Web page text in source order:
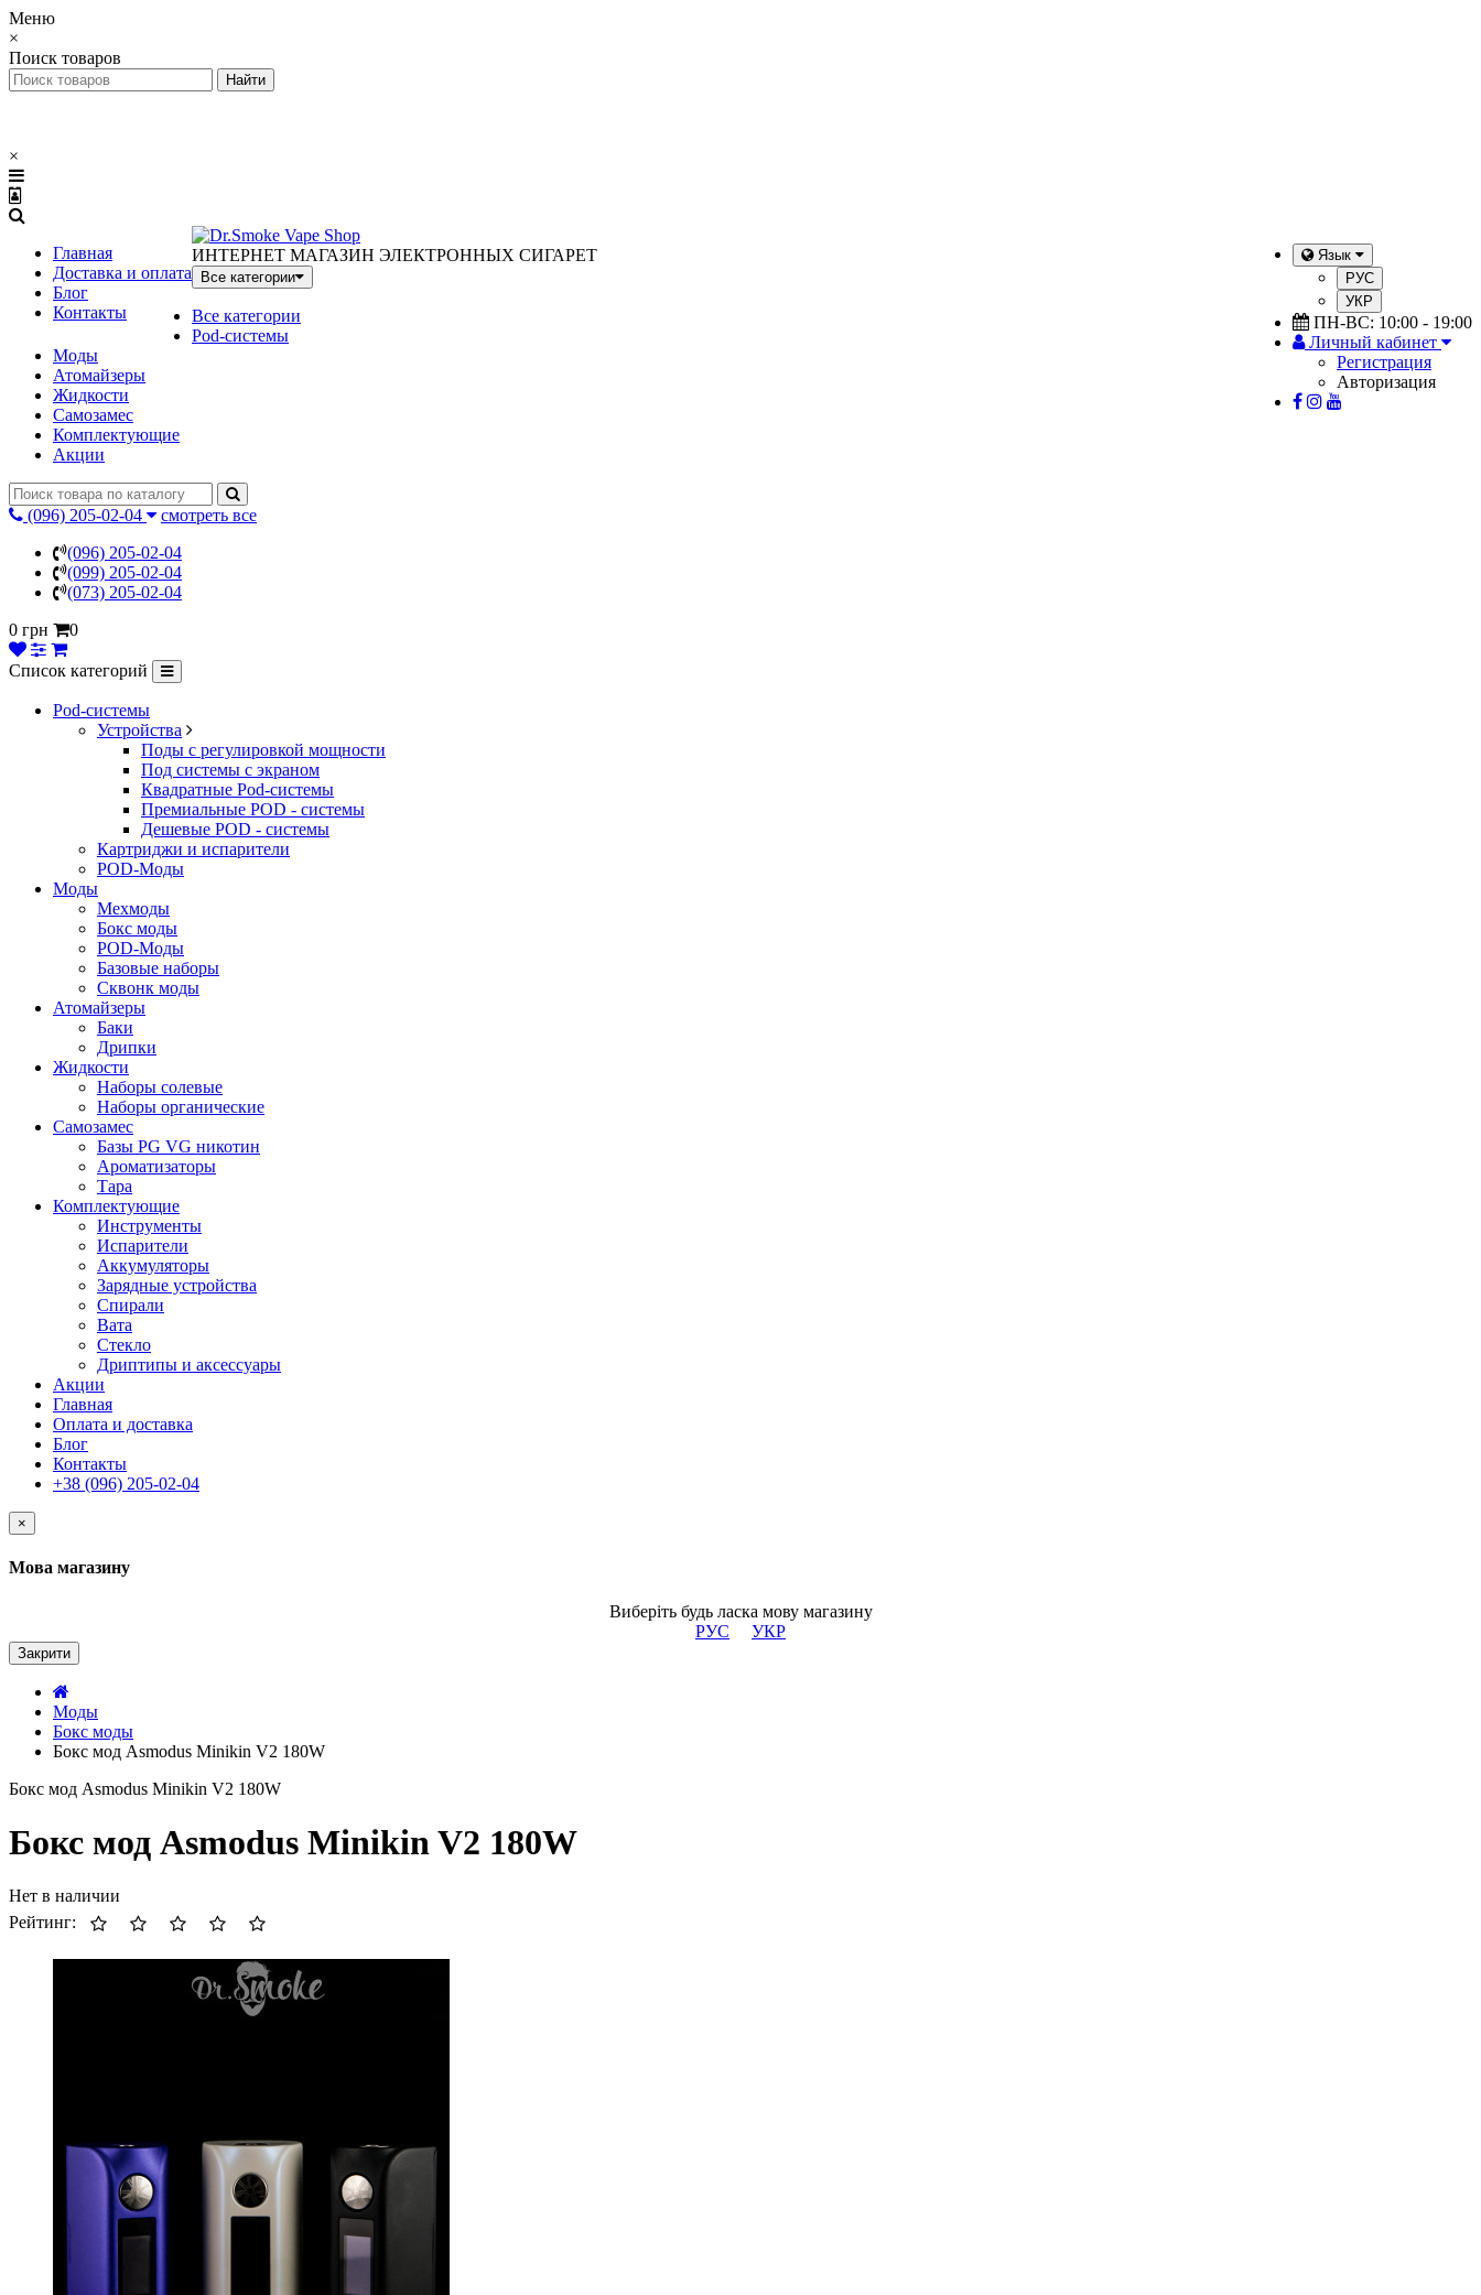
Меню
×
Поиск товаров
×
Главная
Доставка и оплата
Блог
Контакты
Язык
РУС
УКР
ПН-ВС: 10:00 - 19:00
Личный кабинет
Регистрация
Авторизация
ИНТЕРНЕТ МАГАЗИН ЭЛЕКТРОННЫХ СИГАРЕТ
Все категории
Все категории
Pod-системы
Моды
Атомайзеры
Жидкости
Самозамес
Комплектующие
Акции
(096) 205-02-04
смотреть все
(096) 205-02-04
(099) 205-02-04
(073) 205-02-04
0 грн
0
Список категорий
Pod-системы
Устройства
Поды с регулировкой мощности
Под системы с экраном
Квадратные Pod-системы
Премиальные POD - системы
Дешевые POD - системы
Картриджи и испарители
POD-Моды
Моды
Мехмоды
Бокс моды
POD-Моды
Базовые наборы
Сквонк моды
Атомайзеры
Баки
Дрипки
Жидкости
Наборы солевые
Наборы органические
Самозамес
Базы PG VG никотин
Ароматизаторы
Тара
Комплектующие
Инструменты
Испарители
Аккумуляторы
Зарядные устройства
Спирали
Вата
Стекло
Дриптипы и аксессуары
Акции
Главная
Оплата и доставка
Блог
Контакты
+38 (096) 205-02-04
×
Мова магазину
Виберіть будь ласка мову магазину
РУС
УКР
Закрити
Моды
Бокс моды
Бокс мод Asmodus Minikin V2 180W
Бокс мод Asmodus Minikin V2 180W
Бокс мод Asmodus Minikin V2 180W
Нет в наличии
Рейтинг: